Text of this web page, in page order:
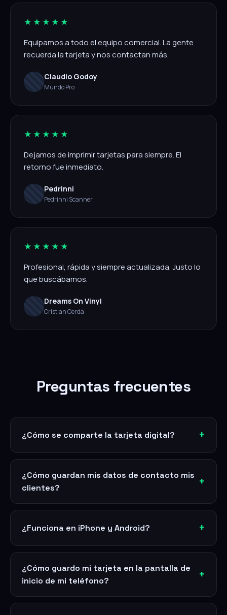
★★★★★
Equipamos a todo el equipo comercial. La gente
recuerda la tarjeta y nos contactan más.
Claudio Godoy
Mundo Pro
★★★★★
Dejamos de imprimir tarjetas para siempre. El
retorno fue inmediato.
Pedrinni
Pedrinni Scanner
★★★★★
Profesional, rápida y siempre actualizada. Justo lo
que buscábamos.
Dreams On Vinyl
Cristian Cerda
Preguntas frecuentes
¿Cómo se comparte la tarjeta digital?
¿Cómo guardan mis datos de contacto mis
clientes?
¿Funciona en iPhone y Android?
¿Cómo guardo mi tarjeta en la pantalla de
inicio de mi teléfono?